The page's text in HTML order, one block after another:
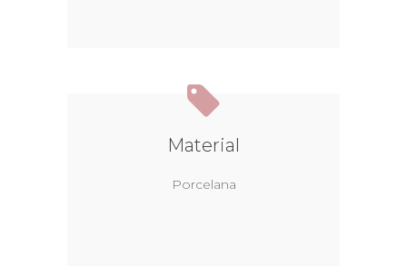
Material
Porcelana